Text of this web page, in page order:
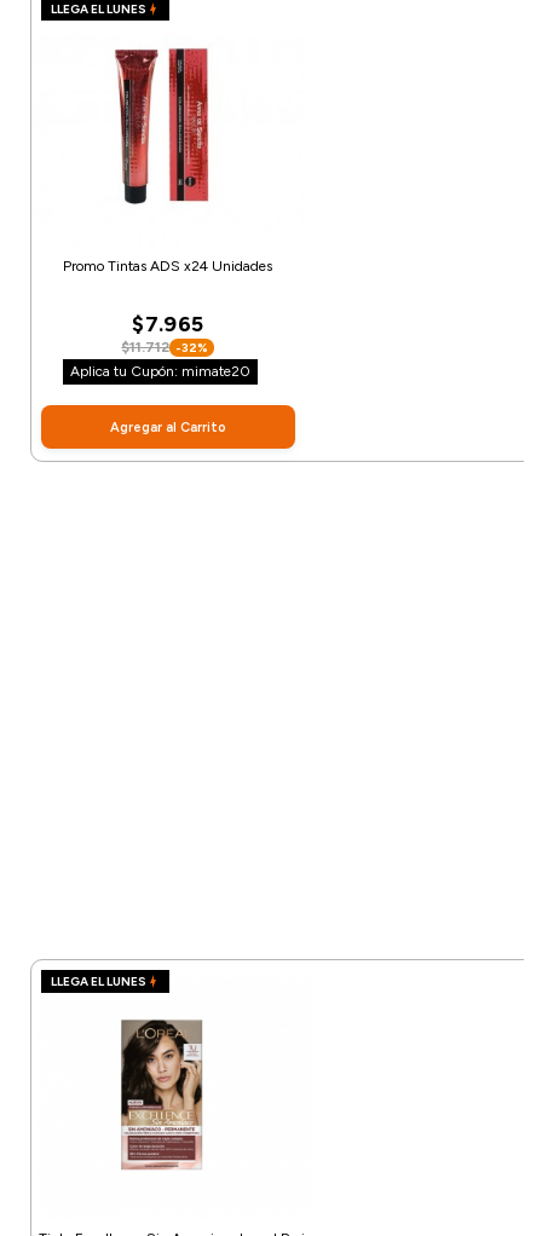
LLEGA EL LUNES
Promo Tintas ADS x24 Unidades
$7.965
$11.712 -32%
Aplica tu Cupón: mimate20
Agregar al Carrito
LLEGA EL LUNES